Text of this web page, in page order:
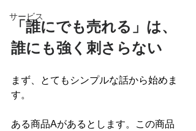
サービス
「誰にでも売れる」は、
誰にも強く刺さらない
まず、とてもシンプルな話から始めま
す。
ある商品Aがあるとします。この商品